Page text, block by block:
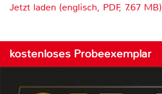
Jetzt laden (englisch, PDF, 7.67 MB)
kostenloses Probeexemplar